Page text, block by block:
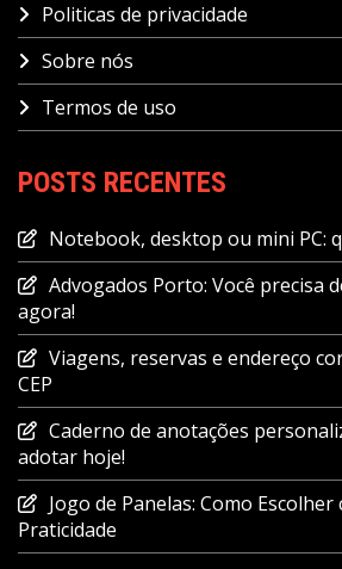
Politicas de privacidade
Sobre nós
Termos de uso
POSTS RECENTES
Notebook, desktop ou mini PC:
Advogados Porto: Você precisa
agora!
Viagens, reservas e endereço
CEP
Caderno de anotações
adotar hoje!
Jogo de Panelas: Como Escolher
Praticidade